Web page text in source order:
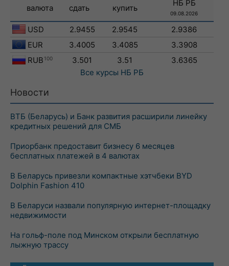
валюта сдать купить
НБ РБ
09.08.2026
USD 2.9455 2.9545
2.9386
EUR
3.4005 3.4085
3.3908
RUB 100 3.501 3.51
3.6365
Все курсы НБ РБ
Новости
ВТБ (Беларусь) и Банк развития расширили линейку
кредитных решений для СМБ
Приорбанк предоставит бизнесу 6 месяцев
бесплатных платежей в 4 валютах
В Беларусь привезли компактные хэтчбеки BYD
Dolphin Fashion 410
В Беларуси назвали популярную интернет-площадку
недвижимости
На гольф-поле под Минском открыли бесплатную
лыжную трассу